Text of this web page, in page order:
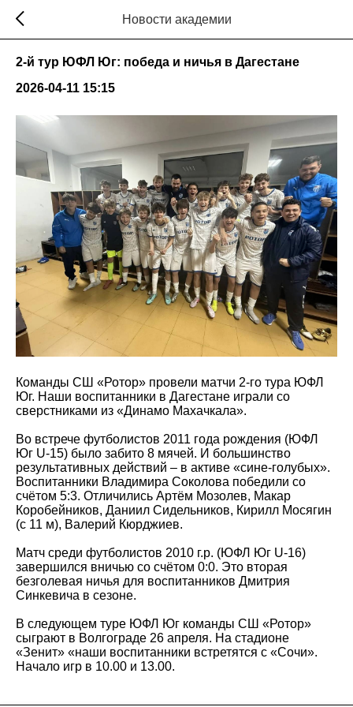
Новости академии
2-й тур ЮФЛ Юг: победа и ничья в Дагестане
2026-04-11 15:15
Команды СШ «Ротор» провели матчи 2-го тура ЮФЛ
Юг. Наши воспитанники в Дагестане играли со
сверстниками из «Динамо Махачкала».
Во встрече футболистов 2011 года рождения (ЮФЛ
Юг U-15) было забито 8 мячей. И большинство
результативных действий – в активе «сине-голубых».
Воспитанники Владимира Соколова победили со
счётом 5:3. Отличились Артём Мозолев, Макар
Коробейников, Даниил Сидельников, Кирилл Мосягин
(с 11 м), Валерий Кюрджиев.
Матч среди футболистов 2010 г.р. (ЮФЛ Юг U-16)
завершился вничью со счётом 0:0. Это вторая
безголевая ничья для воспитанников Дмитрия
Синкевича в сезоне.
В следующем туре ЮФЛ Юг команды СШ «Ротор»
сыграют в Волгограде 26 апреля. На стадионе
«Зенит» «наши воспитанники встретятся с «Сочи».
Начало игр в 10.00 и 13.00.